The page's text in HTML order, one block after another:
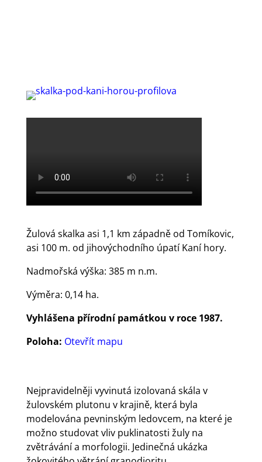
Žulová skalka asi 1,1 km západně od Tomíkovic,
asi 100 m. od jihovýchodního úpatí Kaní hory.
Nadmořská výška: 385 m n.m.
Výměra: 0,14 ha.
Vyhlášena přírodní památkou v roce 1987.
Poloha: Otevřít mapu
Nejpravidelněji vyvinutá izolovaná skála v
žulovském plutonu v krajině, která byla
modelována pevninským ledovcem, na které je
možno studovat vliv puklinatosti žuly na
zvětrávání a morfologii. Jedinečná ukázka